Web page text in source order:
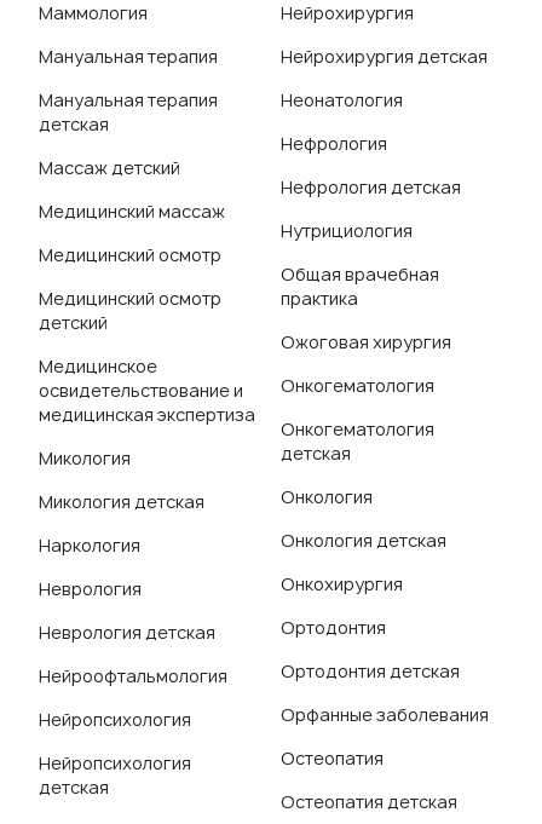
Маммология
Мануальная терапия
Мануальная терапия
детская
Массаж детский
Медицинский массаж
Медицинский осмотр
Медицинский осмотр
детский
Медицинское
освидетельствование и
медицинская экспертиза
Микология
Микология детская
Наркология
Неврология
Неврология детская
Нейроофтальмология
Нейропсихология
Нейропсихология
детская
Нейрохирургия
Нейрохирургия детская
Неонатология
Нефрология
Нефрология детская
Нутрициология
Общая врачебная
практика
Ожоговая хирургия
Онкогематология
Онкогематология
детская
Онкология
Онкология детская
Онкохирургия
Ортодонтия
Ортодонтия детская
Орфанные заболевания
Остеопатия
Остеопатия детская